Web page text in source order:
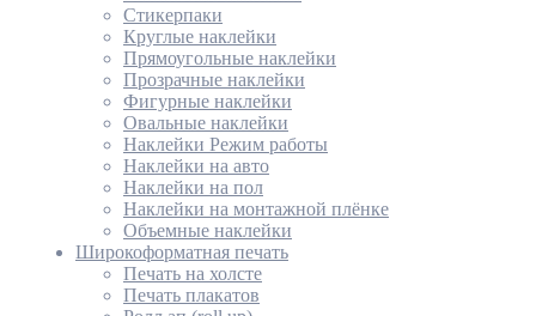
Стикерпаки
Круглые наклейки
Прямоугольные наклейки
Прозрачные наклейки
Фигурные наклейки
Овальные наклейки
Наклейки Режим работы
Наклейки на авто
Наклейки на пол
Наклейки на монтажной плёнке
Объемные наклейки
Широкоформатная печать
Печать на холсте
Печать плакатов